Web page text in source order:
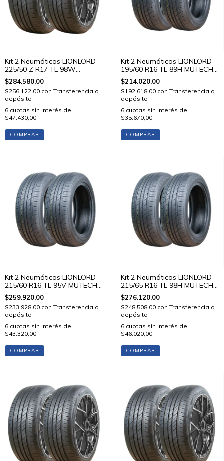
Kit 2 Neumáticos LIONLORD
225/50 Z R17 TL 98W
MUTECH H02
$284.580,00
$256.122,00 con Transferencia o
depósito
6 cuotas sin interés de
$47.430,00
COMPRAR
Kit 2 Neumáticos LIONLORD
195/60 R16 TL 89H MUTECH
H01
$214.020,00
$192.618,00 con Transferencia o
depósito
6 cuotas sin interés de
$35.670,00
COMPRAR
Kit 2 Neumáticos LIONLORD
215/60 R16 TL 95V MUTECH
H01
$259.920,00
$233.928,00 con Transferencia o
depósito
6 cuotas sin interés de
$43.320,00
COMPRAR
Kit 2 Neumáticos LIONLORD
215/65 R16 TL 98H MUTECH
H01
$276.120,00
$248.508,00 con Transferencia o
depósito
6 cuotas sin interés de
$46.020,00
COMPRAR